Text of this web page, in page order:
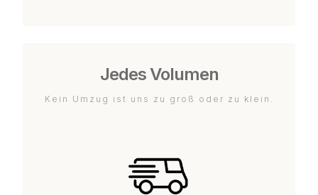
Jedes Volumen
Kein Umzug ist uns zu groß oder zu klein.